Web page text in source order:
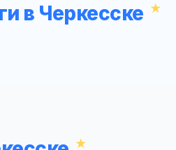
в Черкесске